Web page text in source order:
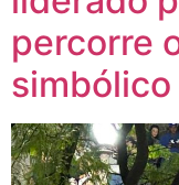
percorre
simbólico